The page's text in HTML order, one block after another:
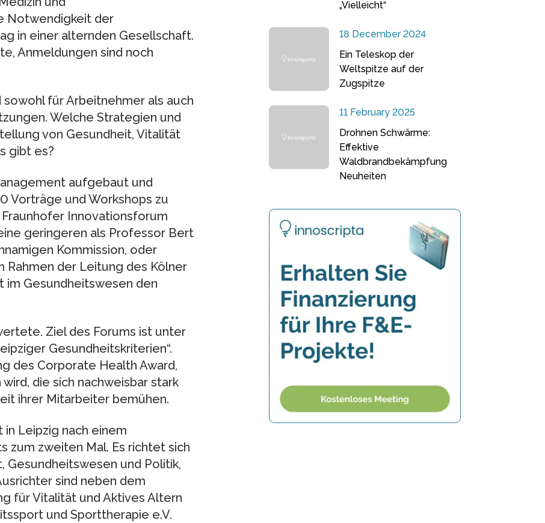
Notwendigkeit der
in einer alternden Gesellschaft.
Anmeldungen sind noch
für Arbeitnehmer als auch
Welche Strategien und
von Gesundheit, Vitalität
gibt es?
aufgebaut und
Vorträge und Workshops zu
Innovationsforum
geringeren als Professor Bert
Kommission, oder
Rahmen der Leitung des Kölner
Gesundheitswesen den
Ziel des Forums ist unter
Gesundheitskriterien“.
des Corporate Health Award,
die sich nachweisbar stark
ihrer Mitarbeiter bemühen.
in Leipzig nach einem
zum zweiten Mal. Es richtet sich
Gesundheitswesen und Politik,
sind neben dem
für Vitalität und Aktives Altern
und Sporttherapie e.V.
„Vielleicht“
18 December 2024
Ein Teleskop der
Weltspitze auf der
Zugspitze
11 February 2025
Drohnen Schwärme:
Effektive
Waldbrandbekämpfung
Neuheiten